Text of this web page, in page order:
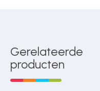
Gerelateerde
producten